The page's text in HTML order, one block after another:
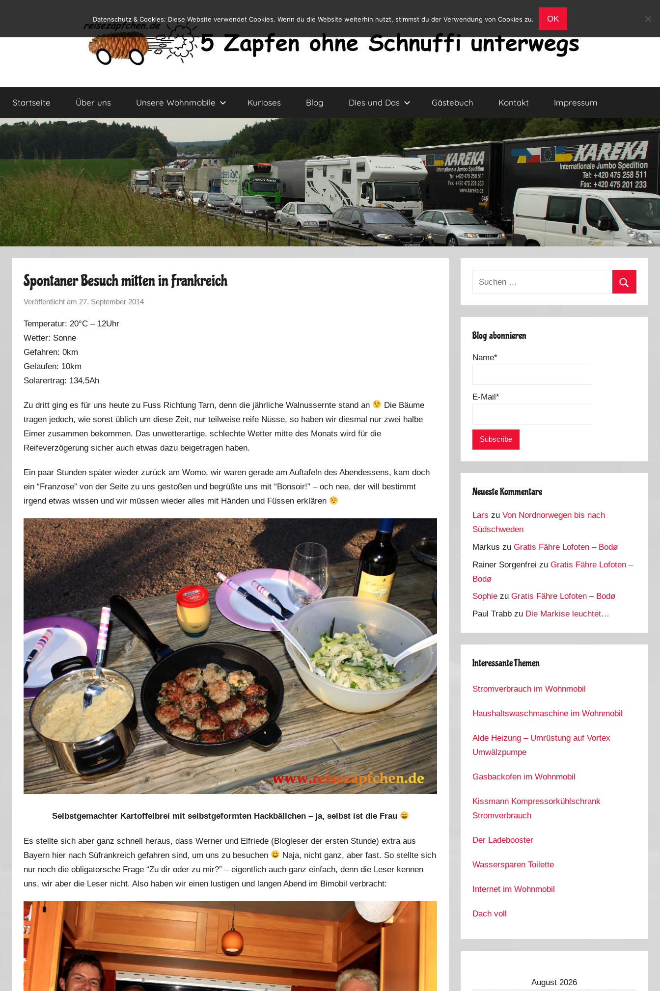
springen
Reiseblog
und
Leben
Wohnmobil
Startseite Über uns Unsere Wohnmobile Kurioses Blog Dies und Das Gästebuch Kontakt Impressum
Spontaner Besuch mitten in Frankreich
Veröffentlicht am 27. September 2014
s
Temperatur: 20°C – 12Uhr
Wetter: Sonne
Gefahren: 0km
Gelaufen: 10km
Solarertrag: 134,5Ah
Zu dritt ging es für uns heute zu Fuss Richtung Tarn, denn die jährliche Walnussernte stand an
Die Bäume
tragen jedoch, wie sonst üblich um diese Zeit, nur teilweise reife Nüsse, so haben wir diesmal nur zwei halbe
Eimer zusammen bekommen. Das unwetterartige, schlechte Wetter mitte des Monats wird für die
Reifeverzögerung sicher auch etwas dazu beigetragen haben.
Ein paar Stunden später wieder zurück am Womo, wir waren gerade am Auftafeln des Abendessens, kam doch
ein “Franzose” von der Seite zu uns gestoßen und begrüßte uns mit “Bonsoir!” – och nee, der will bestimmt
irgend etwas wissen und wir müssen wieder alles mit Händen und Füssen erklären
Selbstgemachter Kartoffelbrei mit selbstgeformten Hackbällchen – ja, selbst ist die Frau
Es stellte sich aber ganz schnell heraus, dass Werner und Elfriede (Blogleser der ersten Stunde) extra aus
Bayern hier nach Süfrankreich gefahren sind, um uns zu besuchen
Naja, nicht ganz, aber fast. So stellte sich
nur noch die obligatorsche Frage “Zu dir oder zu mir?” – eigentlich auch ganz einfach, denn die Leser kennen
uns, wir aber die Leser nicht. Also haben wir einen lustigen und langen Abend im Bimobil verbracht:
Suchen
Blog abonnieren
Name*
E-Mail*
Neueste Kommentare
Lars zuVon Nordnorwegen bis nach
Südschweden
Markus zuGratis Fähre Lofoten – Bodø
Rainer Sorgenfrei zuGratis Fähre Lofoten –
Bodø
Sophie zuGratis Fähre Lofoten – Bodø
Paul Trabb zu Die Markise leuchtet…
Interessante Themen
Stromverbrauch im Wohnmobil
Haushaltswaschmaschine im Wohnmobil
Alde Heizung – Umrüstung auf Vortex
Umwälzpumpe
Gasbackofen im Wohnmobil
Kissmann Kompressorkühlschrank
Stromverbrauch
Der Ladebooster
Wassersparen Toilette
Internet im Wohnmobil
Dach voll
August 2026
Datenschutz & Cookies: Diese Website verwendet Cookies. Wenn du die Website weiterhin nutzt, stimmst du der Verwendung von Cookies zu. OK